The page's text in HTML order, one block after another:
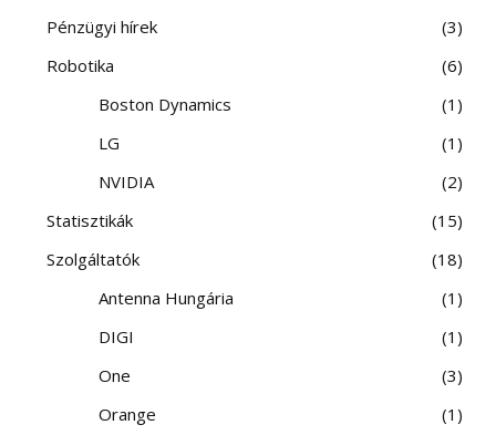
Pénzügyi hírek
3
Robotika
6
Boston Dynamics
1
LG
1
NVIDIA
2
Statisztikák
15
Szolgáltatók
18
Antenna Hungária
1
DIGI
1
One
3
Orange
1